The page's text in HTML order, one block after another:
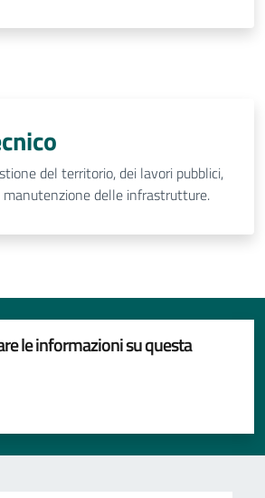
del territorio, dei lavori pubblici,
manutenzione delle infrastrutture.
le informazioni su questa
5 stelle su 5
stelle su 5
su 5
5